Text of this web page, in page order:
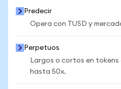
Predecir
Opera con TUSD y
Perpetuos
Largos o cortos en
hasta 50x.